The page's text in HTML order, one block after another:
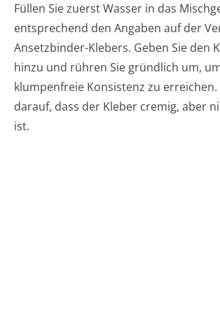
Füllen Sie zuerst Wasser in das
entsprechend den Angaben auf der
Ansetzbinder-Klebers. Geben Sie den
hinzu und rühren Sie gründlich um,
klumpenfreie Konsistenz zu erreichen.
darauf, dass der Kleber cremig, aber
ist.